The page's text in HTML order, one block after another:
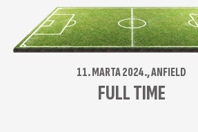
11. MARTA 2024., ANFIELD
FULL TIME